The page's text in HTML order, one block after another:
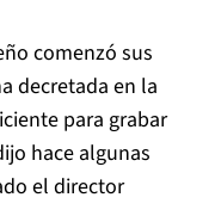
comenzó sus
decretada en la
para grabar
hace algunas
el director